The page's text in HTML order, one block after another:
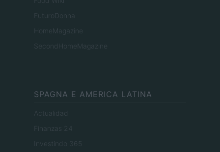
FuturoDonna
HomeMagazine
SecondHomeMagazine
SPAGNA E AMERICA LATINA
Actualidad
Finanzas 24
Investindo 365